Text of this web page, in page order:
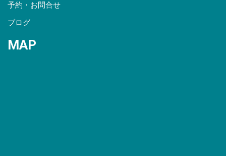
予約・お問合せ
ブログ
MAP